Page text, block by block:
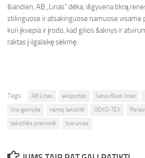
šiandien, AB „Linas“ dėka, išgyvena tikrą
stilinguose ir atsakinguose namuose visame
kuri įkvepia ir įrodo, kad gilios šaknys ir
raktas į ilgalaikę sėkmę.
Tags: AB Linas eksportas lietuviškas linas
lino gamyba
namų tekstilė OEKO-TEX
tekstilės pramonė
tvarumas